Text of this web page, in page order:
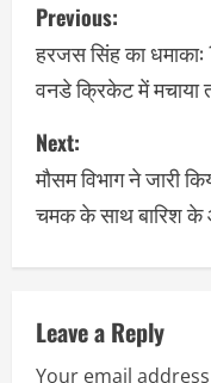
Previous:
हरजस सिंह का धमाका:
वनडे क्रिकेट में मचाया
Next:
मौसम विभाग ने जारी
चमक के साथ बारिश के
Leave a Reply
Your email